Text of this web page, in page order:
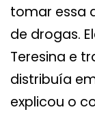
tomar essa
de drogas.
Teresina e
distribuía
explicou o